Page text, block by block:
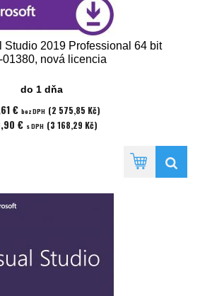
Studio 2019 Professional 64 bit
01380, nová licencia
do 1 dňa
€ bez DPH (2 575,85 Kč)
€ s DPH (3 168,29 Kč)